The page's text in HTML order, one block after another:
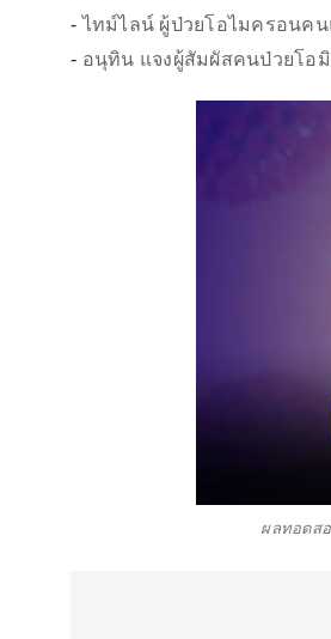
-ไทม์ไลน์ ผู้ป่วยโอไมครอนค
- อนุทิน แจงผู้สัมผัสคนป่วยโอ
ผลทอดส